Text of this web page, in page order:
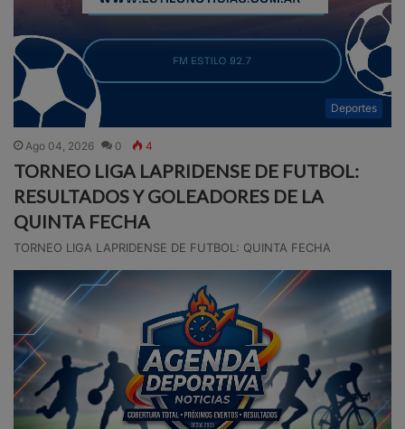
Deportes
Ago 04, 2026 0 4
TORNEO LIGA LAPRIDENSE DE FUTBOL:
RESULTADOS Y GOLEADORES DE LA
QUINTA FECHA
TORNEO LIGA LAPRIDENSE DE FUTBOL: QUINTA FECHA